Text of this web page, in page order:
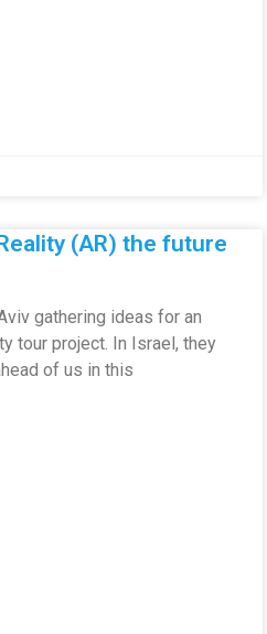
(AR) the future
gathering ideas for an
tour project. In Israel, they
of us in this